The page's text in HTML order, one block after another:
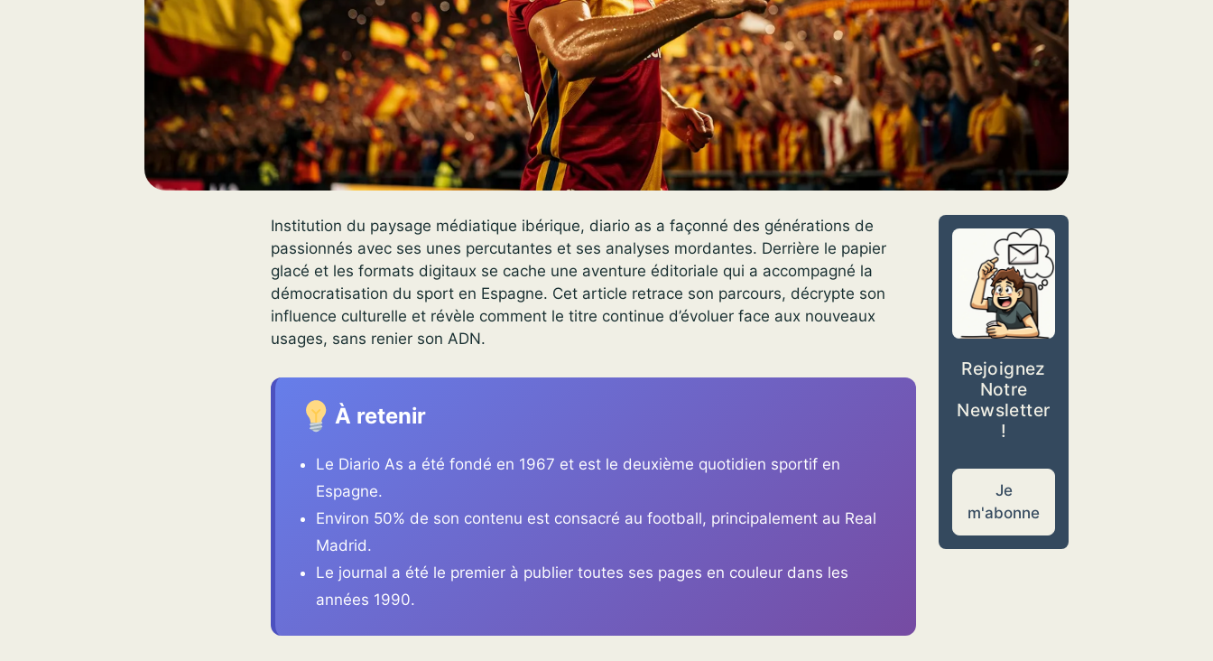
Institution du paysage médiatique ibérique, diario as a façonné des générations de
passionnés avec ses unes percutantes et ses analyses mordantes. Derrière le papier
glacé et les formats digitaux se cache une aventure éditoriale qui a accompagné la
démocratisation du sport en Espagne. Cet article retrace son parcours, décrypte son
influence culturelle et révèle comment le titre continue d’évoluer face aux nouveaux
usages, sans renier son ADN.
À retenir
Le Diario As a été fondé en 1967 et est le deuxième quotidien sportif en
Espagne.
Environ 50% de son contenu est consacré au football, principalement au Real
Madrid.
Le journal a été le premier à publier toutes ses pages en couleur dans les
années 1990.
Rejoignez
Notre
Newsletter
!
Je
m'abonne